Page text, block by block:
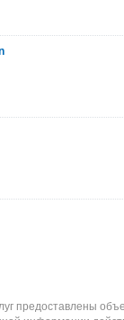
предоставлены